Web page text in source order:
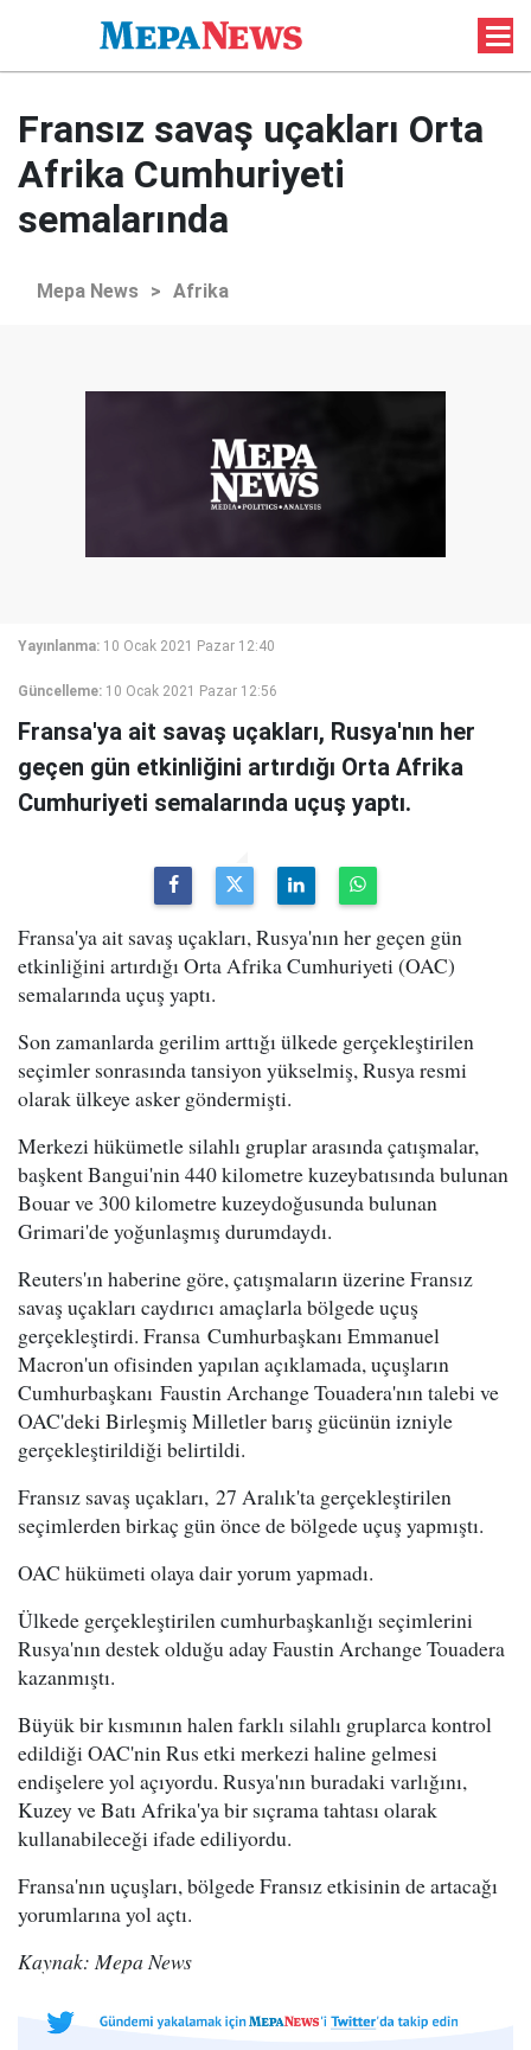
Fransız savaş uçakları Orta
Afrika Cumhuriyeti
semalarında
Mepa News > Afrika
Yayınlanma: 10 Ocak 2021 Pazar 12:40
Güncelleme: 10 Ocak 2021 Pazar 12:56
Fransa'ya ait savaş uçakları, Rusya'nın her
geçen gün etkinliğini artırdığı Orta Afrika
Cumhuriyeti semalarında uçuş yaptı.
Fransa'ya ait savaş uçakları, Rusya'nın her geçen gün
etkinliğini artırdığı Orta Afrika Cumhuriyeti (OAC)
semalarında uçuş yaptı.
Son zamanlarda gerilim arttığı ülkede gerçekleştirilen
seçimler sonrasında tansiyon yükselmiş, Rusya resmi
olarak ülkeye asker göndermişti.
Merkezi hükümetle silahlı gruplar arasında çatışmalar,
başkent Bangui'nin 440 kilometre kuzeybatısında bulunan
Bouar ve 300 kilometre kuzeydoğusunda bulunan
Grimari'de yoğunlaşmış durumdaydı.
Reuters'ın haberine göre, çatışmaların üzerine Fransız
savaş uçakları caydırıcı amaçlarla bölgede uçuş
gerçekleştirdi. Fransa Cumhurbaşkanı Emmanuel
Macron'un ofisinden yapılan açıklamada, uçuşların
Cumhurbaşkanı Faustin Archange Touadera'nın talebi ve
OAC'deki Birleşmiş Milletler barış gücünün izniyle
gerçekleştirildiği belirtildi.
Fransız savaş uçakları, 27 Aralık'ta gerçekleştirilen
seçimlerden birkaç gün önce de bölgede uçuş yapmıştı.
OAC hükümeti olaya dair yorum yapmadı.
Ülkede gerçekleştirilen cumhurbaşkanlığı seçimlerini
Rusya'nın destek olduğu aday Faustin Archange Touadera
kazanmıştı.
Büyük bir kısmının halen farklı silahlı gruplarca kontrol
edildiği OAC'nin Rus etki merkezi haline gelmesi
endişelere yol açıyordu. Rusya'nın buradaki varlığını,
Kuzey ve Batı Afrika'ya bir sıçrama tahtası olarak
kullanabileceği ifade ediliyordu.
Fransa'nın uçuşları, bölgede Fransız etkisinin de artacağı
yorumlarına yol açtı.
Kaynak: Mepa News